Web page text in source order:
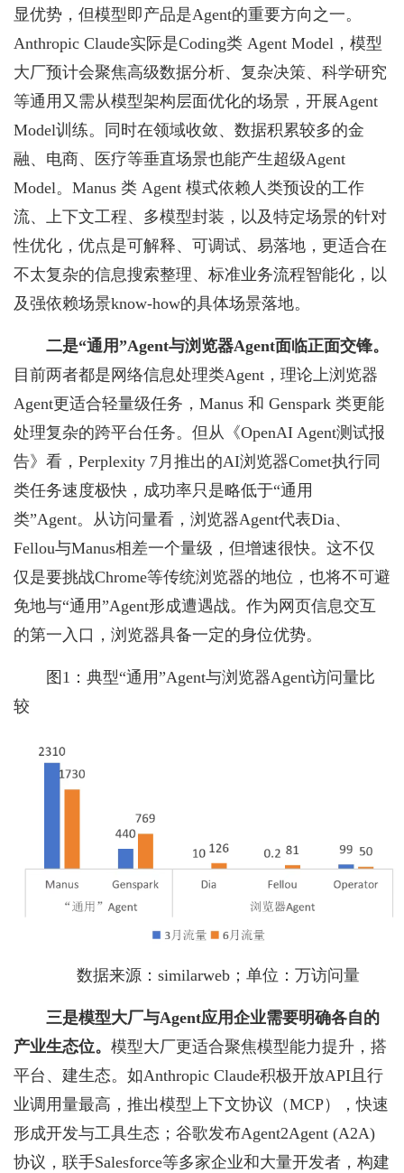
显优势，但模型即产品是Agent的重要方向之一。
Anthropic Claude实际是Coding类 Agent Model，模型
大厂预计会聚焦高级数据分析、复杂决策、科学研究
等通用又需从模型架构层面优化的场景，开展Agent
Model训练。同时在领域收敛、数据积累较多的金
融、电商、医疗等垂直场景也能产生超级Agent
Model。Manus 类 Agent 模式依赖人类预设的工作
流、上下文工程、多模型封装，以及特定场景的针对
性优化，优点是可解释、可调试、易落地，更适合在
不太复杂的信息搜索整理、标准业务流程智能化，以
及强依赖场景know-how的具体场景落地。
二是“通用”Agent与浏览器Agent面临正面交锋。
目前两者都是网络信息处理类Agent，理论上浏览器
Agent更适合轻量级任务，Manus 和 Genspark 类更能
处理复杂的跨平台任务。但从《OpenAI Agent测试报
告》看，Perplexity 7月推出的AI浏览器Comet执行同
类任务速度极快，成功率只是略低于“通用
类”Agent。从访问量看，浏览器Agent代表Dia、
Fellou与Manus相差一个量级，但增速很快。这不仅
仅是要挑战Chrome等传统浏览器的地位，也将不可避
免地与“通用”Agent形成遭遇战。作为网页信息交互
的第一入口，浏览器具备一定的身位优势。
图1：典型“通用”Agent与浏览器Agent访问量比
较
数据来源：similarweb；单位：万访问量
三是模型大厂与Agent应用企业需要明确各自的
产业生态位。 模型大厂更适合聚焦模型能力提升，搭
平台、建生态。如Anthropic Claude积极开放API且行
业调用量最高，推出模型上下文协议（MCP），快速
形成开发与工具生态；谷歌发布Agent2Agent (A2A)
协议，联手Salesforce等多家企业和大量开发者，构建